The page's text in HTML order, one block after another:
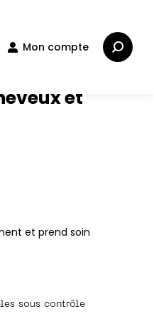
Mon compte
:
et
et prend soin
sous contrôle